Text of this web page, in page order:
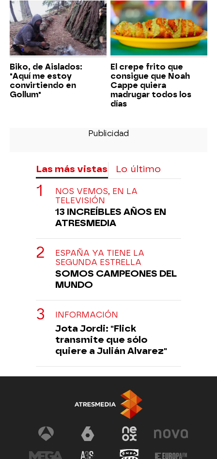
Biko, de Aislados:
"Aquí me estoy
convirtiendo en
Gollum"
El crepe frito que
consigue que Noah
Cappe quiera
madrugar todos los
días
Las más vistas Lo último
NOS VEMOS, EN LA
TELEVISIÓN
13 INCREÍBLES AÑOS EN
ATRESMEDIA
ESPAÑA YA TIENE LA
SEGUNDA ESTRELLA
SOMOS CAMPEONES DEL
MUNDO
INFORMACIÓN
Jota Jordi: "Flick
transmite que sólo
quiere a Julián Alvarez"